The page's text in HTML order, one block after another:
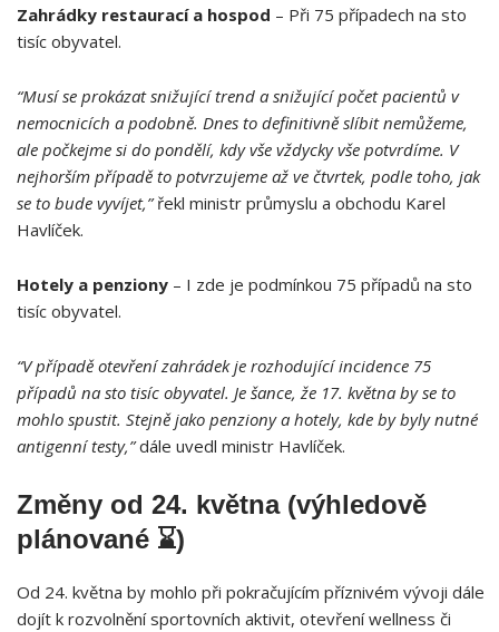
Zahrádky restaurací a hospod – Při 75 případech na sto
tisíc obyvatel.
“Musí se prokázat snižující trend a snižující počet pacientů v
nemocnicích a podobně. Dnes to definitivně slíbit nemůžeme,
ale počkejme si do pondělí, kdy vše vždycky vše potvrdíme. V
nejhorším případě to potvrzujeme až ve čtvrtek, podle toho, jak
se to bude vyvíjet,”řekl ministr průmyslu a obchodu Karel
Havlíček.
Hotely a penziony – I zde je podmínkou 75 případů na sto
tisíc obyvatel.
“V případě otevření zahrádek je rozhodující incidence 75
případů na sto tisíc obyvatel. Je šance, že 17. května by se to
mohlo spustit. Stejně jako penziony a hotely, kde by byly nutné
antigenní testy,”dále uvedl ministr Havlíček.
Změny od 24. května (výhledově
plánované ⌛)
Od 24. května by mohlo při pokračujícím příznivém vývoji dále
dojít k rozvolnění sportovních aktivit, otevření wellness či